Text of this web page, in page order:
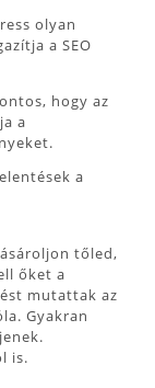
olyan
a SEO
hogy az
a
a
tőled,
őket a
mutattak az
Gyakran
is.